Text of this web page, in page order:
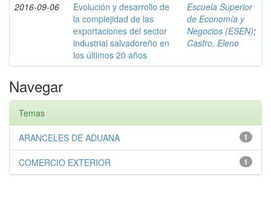
2016-09-06
Evolución y desarrollo de
la complejidad de las
exportaciones del sector
industrial salvadoreño en
los últimos 20 años
Escuela Superior
de Economía y
Negocios (ESEN);
Castro, Eleno
Navegar
Temas
1
ARANCELES DE ADUANA
1
COMERCIO EXTERIOR